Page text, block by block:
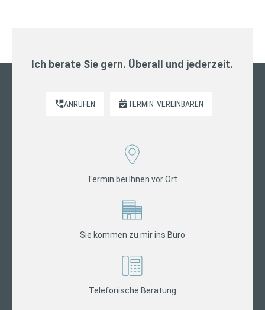
Ich berate Sie gern. Überall und jederzeit.
ANRUFEN TERMIN VEREINBAREN
Termin bei Ihnen vor Ort
Sie kommen zu mir ins Büro
Telefonische Beratung